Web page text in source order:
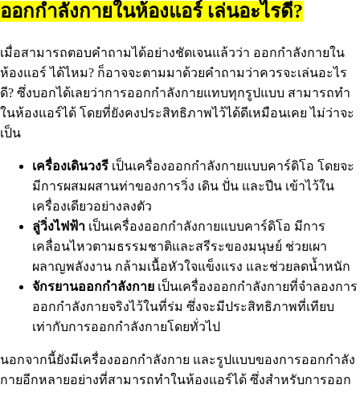
ออกกำลังกายในห้องแอร์ เล่นอะไรดี?
เมื่อสามารถตอบคำถามได้อย่างชัดเจนแล้วว่า ออกกำลังกายใน
ห้องแอร์ ได้ไหม? ก็อาจจะตามมาด้วยคำถามว่าควรจะเล่นอะไร
ดี? ซึ่งบอกได้เลยว่าการออกกำลังกายแทบทุกรูปแบบ สามารถทำ
ในห้องแอร์ได้ โดยที่ยังคงประสิทธิภาพไว้ได้ดีเหมือนเคย ไม่ว่าจะ
เป็น
เครื่องเดินวงรี เป็นเครื่องออกกำลังกายแบบคาร์ดิโอ โดยจะ
มีการผสมผสานท่าของการวิ่ง เดิน ปั่น และปีน เข้าไว้ใน
เครื่องเดียวอย่างลงตัว
ลู่วิ่งไฟฟ้า เป็นเครื่องออกกำลังกายแบบคาร์ดิโอ มีการ
เคลื่อนไหวตามธรรมชาติและสรีระของมนุษย์ ช่วยเผา
ผลาญพลังงาน กล้ามเนื้อหัวใจแข็งแรง และช่วยลดน้ำหนัก
จักรยานออกกำลังกาย เป็นเครื่องออกกำลังกายที่จำลองการ
ออกกำลังกายจริงไว้ในที่ร่ม ซึ่งจะมีประสิทธิภาพที่เทียบ
เท่ากับการออกกำลังกายโดยทั่วไป
นอกจากนี้ยังมีเครื่องออกกำลังกาย และรูปแบบของการออกกำลัง
กายอีกหลายอย่างที่สามารถทำในห้องแอร์ได้ ซึ่งสำหรับการออก